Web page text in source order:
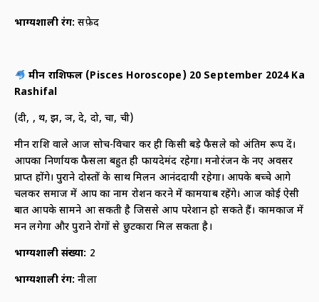
भाग्यशाली रंग: सफ़ेद
मीन राशिफल (Pisces Horoscope) 20 September 2024 Ka
Rashifal
(दी, दू, थ, झ, ञ, दे, दो, चा, ची)
मीन राशि वाले आज सोच-विचार कर ही किसी बड़े फैसले को अंतिम रूप दें।
आपका निर्णायक फैसला बहुत ही फायदेमंद रहेगा। मनोरंजन के नए अवसर
प्राप्त होंगे। पुराने दोस्तों के साथ मिलन आनंददायी रहेगा। आपके बच्चे आगे
चलकर समाज में आप का नाम रोशन करने में कामयाब रहेंगे। आज कोई ऐसी
बात आपके सामने आ सकती है जिससे आप परेशान हो सकते हैं। कामकाज में
मन लगेगा और पुराने रोगों से छुटकारा मिल सकता है।
भाग्यशाली संख्या: 2
भाग्यशाली रंग: नीला